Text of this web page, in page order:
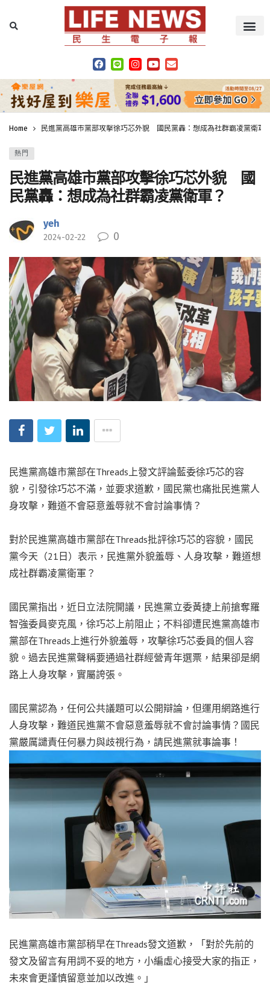
Home 民進黨高雄市黨部攻擊徐巧芯外貌 國民黨轟：想成為社群霸凌黨衛軍
熱門
民進黨高雄市黨部攻擊徐巧芯外貌 國
民黨轟：想成為社群霸凌黨衛軍？
yeh
2024-02-22 0
民進黨高雄市黨部在Threads上發文評論藍委徐巧芯的容
貌，引發徐巧芯不滿，並要求道歉，國民黨也痛批民進黨人
身攻擊，難道不會惡意羞辱就不會討論事情？
對於民進黨高雄市黨部在Threads批評徐巧芯的容貌，國民
黨今天（21日）表示，民進黨外貌羞辱、人身攻擊，難道想
成社群霸凌黨衛軍？
國民黨指出，近日立法院開議，民進黨立委黃捷上前搶奪羅
智強委員麥克風，徐巧芯上前阻止；不料卻遭民進黨高雄市
黨部在Threads上進行外貌羞辱，攻擊徐巧芯委員的個人容
貌。過去民進黨聲稱要通過社群經營青年選票，結果卻是網
路上人身攻擊，實屬誇張。
國民黨認為，任何公共議題可以公開辯論，但運用網路進行
人身攻擊，難道民進黨不會惡意羞辱就不會討論事情？國民
黨嚴厲譴責任何暴力與歧視行為，請民進黨就事論事！
民進黨高雄市黨部稍早在Threads發文道歉，「對於先前的
發文及留言有用詞不妥的地方，小編虛心接受大家的指正，
未來會更謹慎留意並加以改進。」